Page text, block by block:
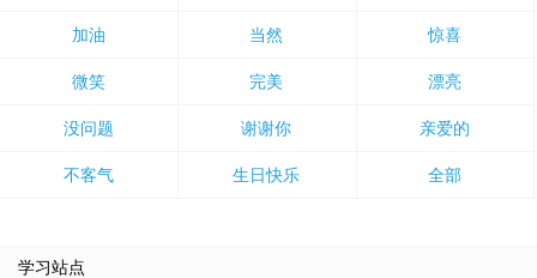
加油 当然 惊喜
微笑 完美 漂亮
没问题 谢谢你 亲爱的
不客气 生日快乐 全部
学习站点